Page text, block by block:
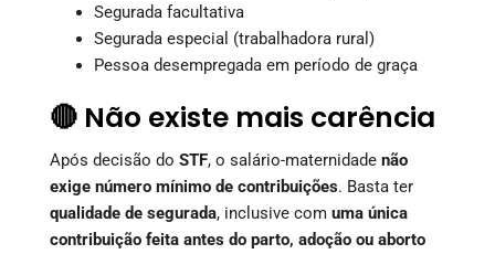
Segurada facultativa
Segurada especial (trabalhadora rural)
Pessoa desempregada em período de graça
🔴 Não existe mais carência
Após decisão do STF, o salário-maternidade não
exige número mínimo de contribuições. Basta ter
qualidade de segurada, inclusive com uma única
contribuição feita antes do parto, adoção ou aborto